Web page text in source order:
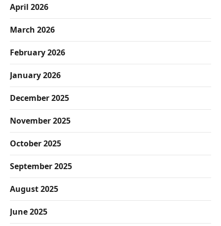
April 2026
March 2026
February 2026
January 2026
December 2025
November 2025
October 2025
September 2025
August 2025
June 2025